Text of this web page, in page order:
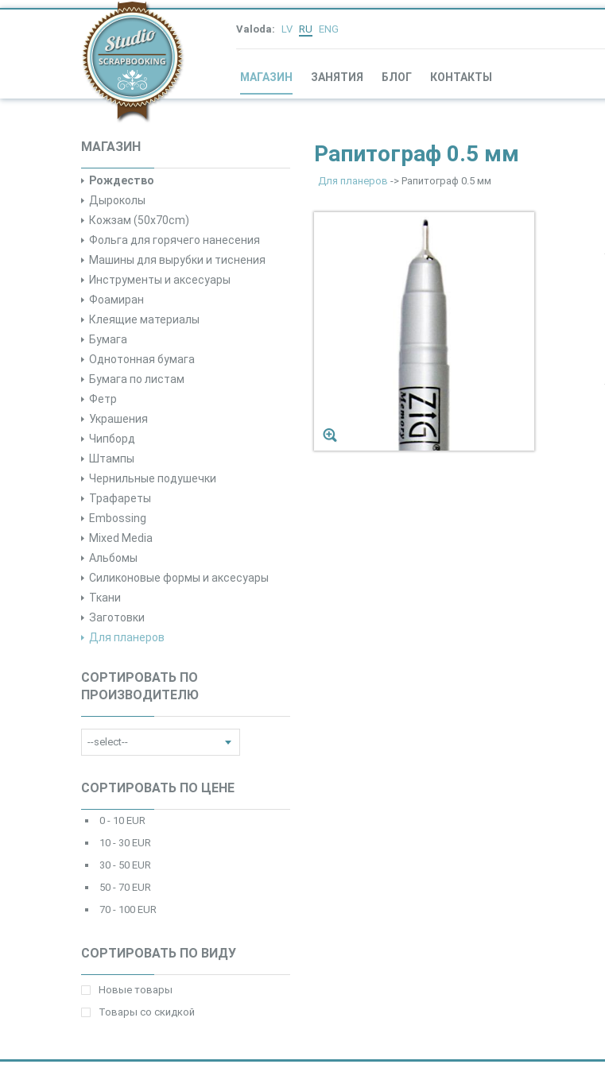
Valoda: LV RU ENG
МАГАЗИН ЗАНЯТИЯ БЛОГ КОНТАКТЫ
МАГАЗИН
Рождество
Дыроколы
Кожзам (50x70cm)
Фольга для горячего нанесения
Машины для вырубки и тиснения
Инструменты и аксесуары
Фоамиран
Клеящие материалы
Бумага
Однотонная бумага
Бумага по листам
Фетр
Украшения
Чипборд
Штампы
Чернильные подушечки
Трафареты
Embossing
Mixed Media
Альбомы
Силиконовые формы и аксесуары
Ткани
Заготовки
Для планеров
СОРТИРОВАТЬ ПО
ПРОИЗВОДИТЕЛЮ
СОРТИРОВАТЬ ПО ЦЕНЕ
0 - 10 EUR
10 - 30 EUR
30 - 50 EUR
50 - 70 EUR
70 - 100 EUR
СОРТИРОВАТЬ ПО ВИДУ
Новые товары
Товары со скидкой
Рапитограф 0.5 мм
Для планеров -> Рапитограф 0.5 мм